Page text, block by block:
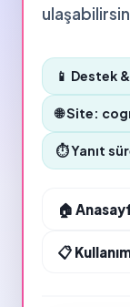
📱 Destek
🌐 Site:
⏱️ Yanıt
🏠
📋